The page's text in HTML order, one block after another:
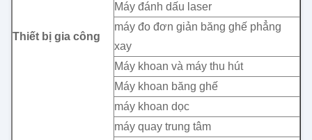
Thiết bị gia công
Máy đánh dấu laser
máy đo đơn giản băng ghế phẳng
xay
Máy khoan và máy thu hút
Máy khoan băng ghế
máy khoan dọc
máy quay trung tâm